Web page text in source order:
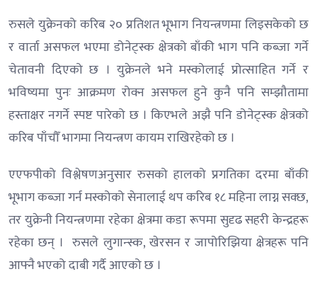
रुसले युक्रेनको करिब २० प्रतिशत भूभाग नियन्त्रणमा लिइसकेको छ
र वार्ता असफल भएमा डोनेट्स्क क्षेत्रको बाँकी भाग पनि कब्जा गर्ने
चेतावनी दिएको छ । युक्रेनले भने मस्कोलाई प्रोत्साहित गर्ने र
भविष्यमा पुनः आक्रमण रोक्न असफल हुने कुनै पनि सम्झौतामा
हस्ताक्षर नगर्ने स्पष्ट पारेको छ । किएभले अझै पनि डोनेट्स्क क्षेत्रको
करिब पाँचौँ भागमा नियन्त्रण कायम राखिरहेको छ ।
एएफपीको विश्लेषणअनुसार रुसको हालको प्रगतिका दरमा बाँकी
भूभाग कब्जा गर्न मस्कोको सेनालाई थप करिब १८ महिना लाग्न सक्छ,
तर युक्रेनी नियन्त्रणमा रहेका क्षेत्रमा कडा रूपमा सुदृढ सहरी केन्द्रहरू
रहेका छन् । रुसले लुगान्स्क, खेरसन र जापोरिझिया क्षेत्रहरू पनि
आफ्नै भएको दाबी गर्दै आएको छ ।